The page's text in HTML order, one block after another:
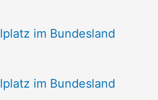
im Bundesland
im Bundesland